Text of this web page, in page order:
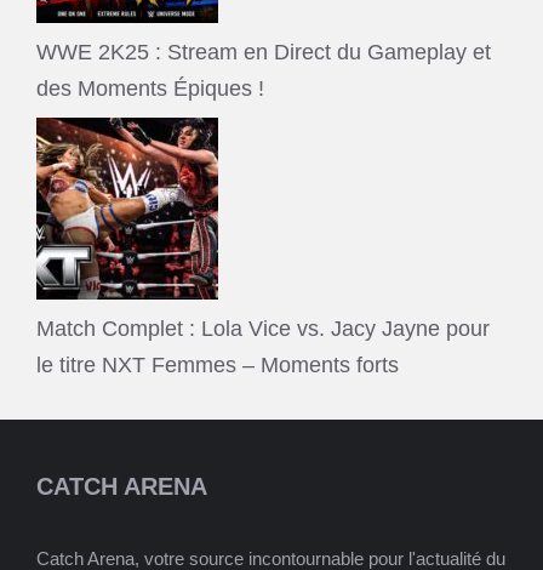
WWE 2K25 : Stream en Direct du Gameplay et
des Moments Épiques !
Match Complet : Lola Vice vs. Jacy Jayne pour
le titre NXT Femmes – Moments forts
CATCH ARENA
Catch Arena, votre source incontournable pour l'actualité du